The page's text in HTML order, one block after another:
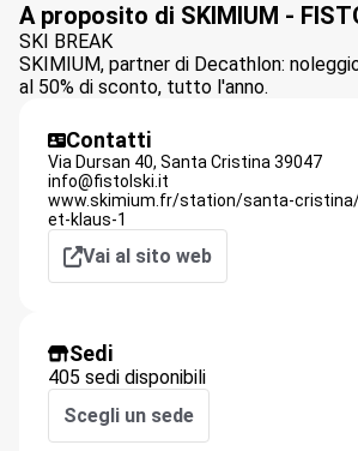
A proposito di SKIMIUM -
SKI BREAK
SKIMIUM, partner di Decathlon:
al 50% di sconto, tutto l'anno.
Contatti
Via Dursan 40, Santa Cristina 39047
info@fistolski.it
www.skimium.fr/station/santa-
et-klaus-1
Vai al sito web
Sedi
405 sedi disponibili
Scegli un sede